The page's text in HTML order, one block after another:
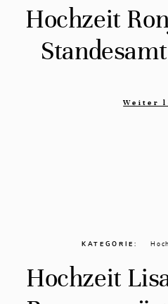
Hochzeit
Weiter
KATEGORIE
Hochzeit